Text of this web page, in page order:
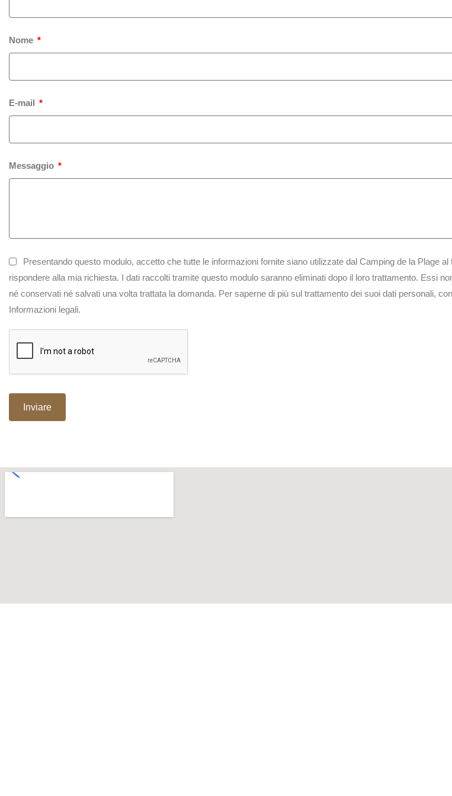
Nome
E-mail
Messaggio
Presentando questo modulo, accetto che tutte le informazioni fornite siano utilizzate dal Camping de la Plage al
rispondere alla mia richiesta. I dati raccolti tramite questo modulo saranno eliminati dopo il loro trattamento. Essi
né conservati né salvati una volta trattata la domanda. Per saperne di più sul trattamento dei suoi dati personali,
Informazioni legali.
Inviare